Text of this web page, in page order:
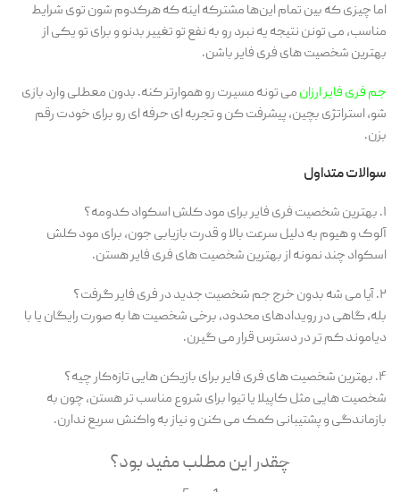
اما چیزی که بین تمام این‌ها مشترکه اینه که هرکدوم شون توی شرایط
مناسب، می تونن نتیجه یه نبرد رو به نفع تو تغییر بدنو و برای تو یکی از
بهترین شخصیت های فری فایر باشن.
جم فری فایر ارزانمی ‌تونه مسیرت رو هموارتر کنه. بدون معطلی وارد بازی
شو، استراتژی بچین، پیشرفت کن و تجربه ‌ای حرفه ای رو برای خودت رقم
بزن.
سوالات متداول
۱. بهترین شخصیت فری فایر برای مود کلش اسکواد کدومه؟
آلوک و هیوم به دلیل سرعت بالا و قدرت بازیابی جون، برای مود کلش
اسکواد چند نمونه از بهترین شخصیت های فری فایر هستن.
۲. آیا می شه بدون خرج جم شخصیت جدید در فری فایر گرفت؟
بله، گاهی در رویدادهای محدود، برخی شخصیت ها به صورت رایگان یا با
دیاموند کم تر در دسترس قرار می گیرن.
۴. بهترین شخصیت های فری فایر برای بازیکن هایی تازه‌کار چیه؟
شخصیت هایی مثل کاپیلا یا تیوا برای شروع مناسب تر هستن، چون به
بازماندگی و پشتیبانی کمک می کنن و نیاز به واکنش سریع ندارن.
چقدر این مطلب مفید بود؟